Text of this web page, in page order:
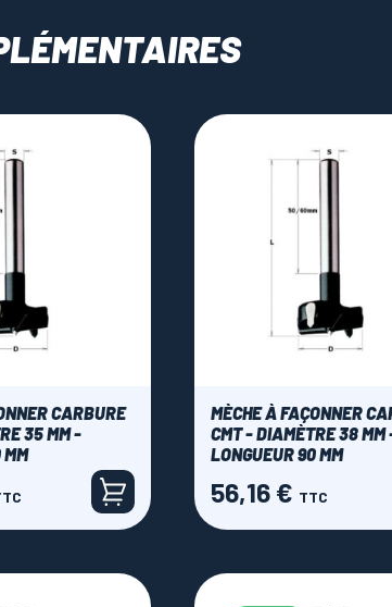
CARBURE
35 MM -
MM
MÈCHE À FAÇONNER
CMT - DIAMÈTRE 38 MM
LONGUEUR 90 MM
Prix
56,16 € TTC